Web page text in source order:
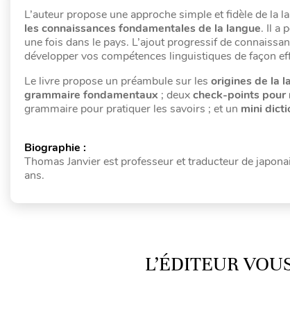
L’auteur propose une approche simple et fidèle de la
les connaissances fondamentales de la langue. Il a
une fois dans le pays. L’ajout progressif de
développer vos compétences linguistiques de façon
Le livre propose un préambule sur les origines de la
grammaire fondamentaux ; deuxcheck-points pour
grammaire pour pratiquer les savoirs ; et un mini
Biographie :
Thomas Janvier est professeur et traducteur de
ans.
L’ÉDITEUR